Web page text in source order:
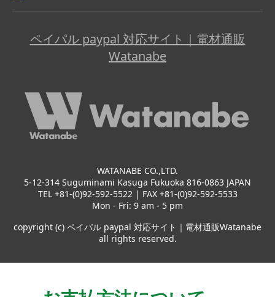
ペイパル paypal 対応サイト｜電材通販
Watanabe
WATANABE CO.,LTD.
5-12-314 Suguminami Kasuga Fukuoka 816-0863 JAPAN
TEL +81-(0)92-592-5522 | FAX +81-(0)92-592-5533
Mon - Fri: 9 am - 5 pm
copyright (c) ペイパル paypal 対応サイト｜電材通販Watanabe
all rights reserved.